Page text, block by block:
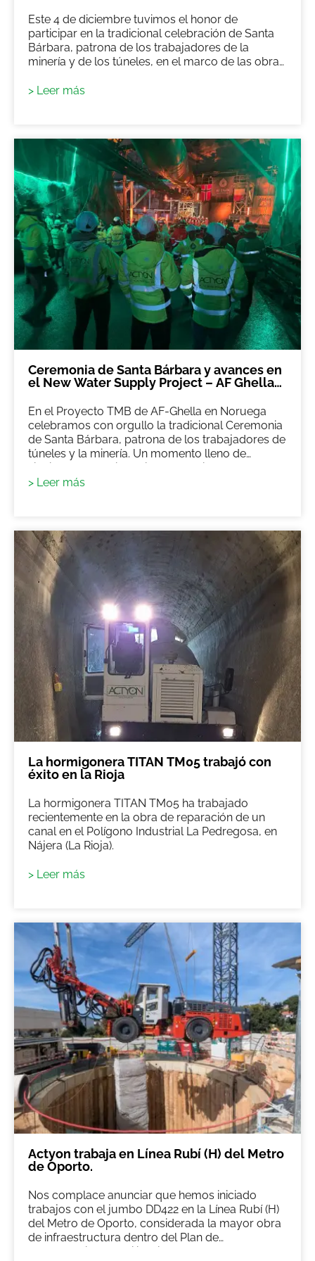
Este 4 de diciembre tuvimos el honor de
participar en la tradicional celebración de Santa
Bárbara, patrona de los trabajadores de la
minería y de los túneles, en el marco de las obras
> Leer más
Ceremonia de Santa Bárbara y avances en
el New Water Supply Project – AF Ghella
En el Proyecto TMB de AF-Ghella en Noruega
celebramos con orgullo la tradicional Ceremonia
de Santa Bárbara, patrona de los trabajadores de
túneles y la minería. Un momento lleno de
significado que simboliza protección, fortaleza y
unidad para todos los que enfrentan los desafíos
> Leer más
La hormigonera TITAN TM05 trabajó con
éxito en la Rioja
La hormigonera TITAN TM05 ha trabajado
recientemente en la obra de reparación de un
canal en el Polígono Industrial La Pedregosa, en
Nájera (La Rioja).
> Leer más
Actyon trabaja en Línea Rubí (H) del Metro
de Oporto.
Nos complace anunciar que hemos iniciado
trabajos con el jumbo DD422 en la Línea Rubí (H)
del Metro de Oporto, considerada la mayor obra
de infraestructura dentro del Plan de
Recuperación y Resiliencia de Portugal.